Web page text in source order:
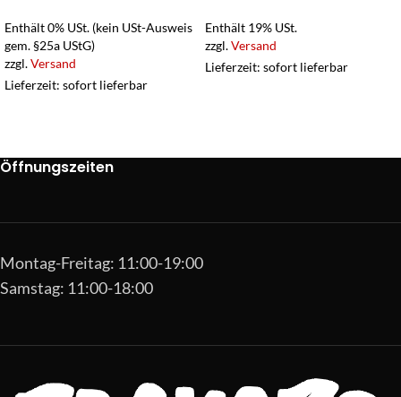
Enthält 0% USt. (kein USt-Ausweis
gem. §25a UStG)
zzgl.Versand
Lieferzeit: sofort lieferbar
Enthält 19% USt.
zzgl.Versand
Lieferzeit: sofort lieferbar
Öffnungszeiten
Montag-Freitag: 11:00-19:00
Samstag: 11:00-18:00